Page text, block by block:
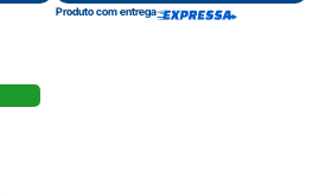
Produto com entrega